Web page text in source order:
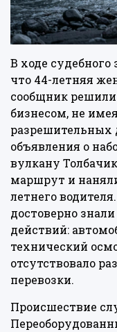
В ходе судебного
что 44-летняя
сообщник
бизнесом, не
разрешительных
объявления о
вулкану
маршрут и
летнего
достоверно
действий:
технический
отсутствовало
перевозки.
Происшествие